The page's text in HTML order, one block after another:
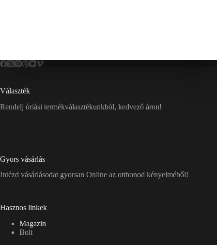
Választék
Rendelj óriási termékválasztékunkból, kedvező áron!
Gyors vásárlás
Intézd vásárlásodat gyorsan Online az otthonod kényelméből!
Hasznos linkek
Magazin
Bolt